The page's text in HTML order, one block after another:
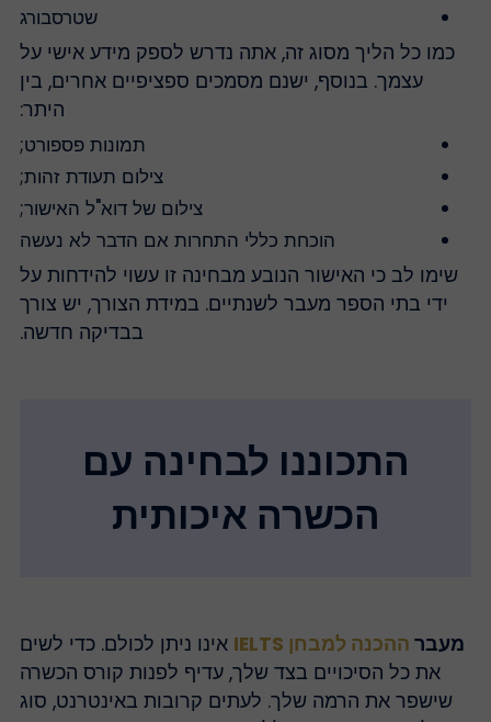
שטרסבורג
כמו כל הליך מסוג זה, אתה נדרש לספק מידע אישי על
עצמך. בנוסף, ישנם מסמכים ספציפיים אחרים, בין
היתר:
תמונות פספורט;
צילום תעודת זהות;
צילום של דוא"ל האישור;
הוכחת כללי התחרות אם הדבר לא נעשה
שימו לב כי האישור הנובע מבחינה זו עשוי להידחות על
ידי בתי הספר מעבר לשנתיים. במידת הצורך, יש צורך
בבדיקה חדשה.
התכוננו לבחינה עם
הכשרה איכותית
מעברההכנה למבחן IELTS
אינו ניתן לכולם. כדי לשים
את כל הסיכויים בצד שלך, עדיף לפנות קורס הכשרה
שישפר את הרמה שלך. לעתים קרובות באינטרנט, סוג